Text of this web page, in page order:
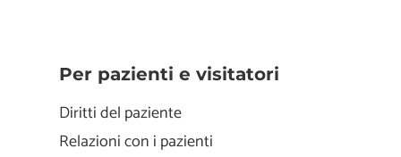
Per pazienti e visitatori
Diritti del paziente
Relazioni con i pazienti